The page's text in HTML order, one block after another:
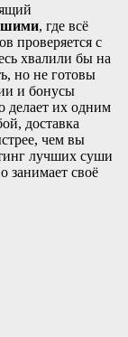
, где всё
проверяется с
хвалили бы на
но не готовы
и бонусы
делает их одним
доставка
чем вы
лучших суши
занимает своё